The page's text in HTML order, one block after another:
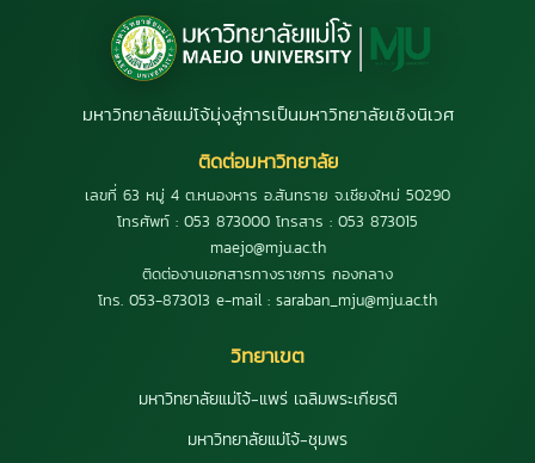
มหาวิทยาลัยแม่โจ้มุ่งสู่การเป็นมหาวิทยาลัยเชิงนิเวศ
ติดต่อมหาวิทยาลัย
เลขที่ 63 หมู่ 4 ต.หนองหาร อ.สันทราย จ.เชียงใหม่ 50290
โทรศัพท์ : 053 873000 โทรสาร : 053 873015
maejo@mju.ac.th
ติดต่องานเอกสารทางราชการ กองกลาง
โทร. 053-873013 e-mail : saraban_mju@mju.ac.th
วิทยาเขต
มหาวิทยาลัยแม่โจ้-แพร่ เฉลิมพระเกียรติ
มหาวิทยาลัยแม่โจ้-ชุมพร